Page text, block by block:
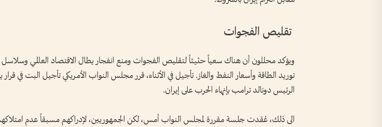
تقليص الفجوات
ويؤكد محللون أن هناك سعياً حثيثاً لتقليص الفجوات ومنع انفجار يطال الاقتصاد العالمي وسلاسل
توريد الطاقة وأسعار النفط والغاز. تأجيل في الأثناء، قرر مجلس النواب الأمريكي تأجيل البت في قرار
الرئيس دونالد ترامب بإنهاء الحرب على إيران.
الى ذلك، عُقدت جلسة مقررة لمجلس النواب أمس، لكن الجمهوريين، لإدراكهم مسبقاً عدم